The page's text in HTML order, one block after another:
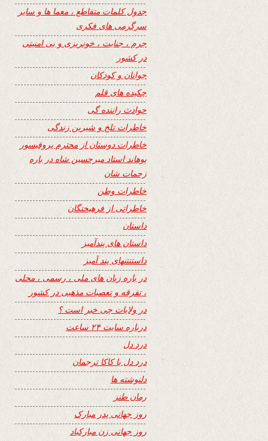
جدول کلمات متقاطع ، معما ها و سایر
سرگرمی های فکری
جرم ، جنایت ، خونریزی و بی امنیتی
در کشور
جوانان و کودکان
چکیده های قلم
حوادث راننده گی
خاطرات تلخ و شیرین زندگی
خاطرات دوستان از محترم پروفیسور
پوهاند استاد میرحسین شاه در باره
زحمات شان
خاطرات وطن
خاطراتی از فرهیختگان
داستان
داستان های پندآمیز
داستنتنهای پند آمیز
در باره زبان های ملی ، رسمی ، محلی
، تفرقه و تعصبات مذهبی در کشور
در ولایات چی خبر است ؟
درباره سایت ۲۴ ساعت
درد دل
درد دل با کاکا ترجمان
دلنوشته ها
رمان طنز
روز جهانی پدر مبارک
روز جهانی زن مبارکباد